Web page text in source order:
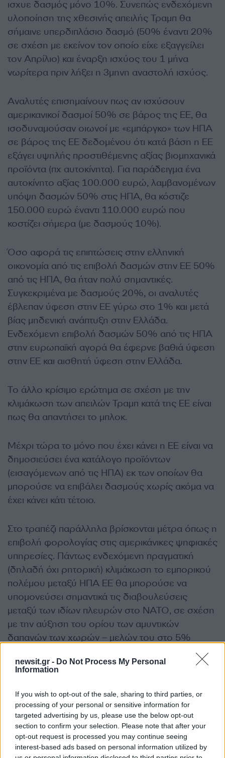
newsit.gr - Do Not Process My Personal
Information
If you wish to opt-out of the sale, sharing to third parties, or
processing of your personal or sensitive information for
targeted advertising by us, please use the below opt-out
section to confirm your selection. Please note that after your
opt-out request is processed you may continue seeing
interest-based ads based on personal information utilized by
ισχυε δασμός μόνο 10%. Συνεπώς ενδεχόμενη
υλοποίηση της χθεσινής απειλής Τραμπ θα
σήμαινε υπερδιπλάσιο δασμό (50% έναντι 20%
σε σχέση με εκείνον τον οποίο είχε εξαγγείλει
τον Απρίλιο) και έναρξη ισχύος του 1 μήνα
νωρίτερα πριν λήξει η 3μηνη αναστολή ισχύος.
Αναλυτές επισημαίνουν πως αν ισχύσουν
αμερικανικοί δασμοί 50% σε βάρος της ΕΕ, θα
ισοδυναμούσαν οιωνοί με «εμπάργκο» των ΗΠΑ
σε βάρος της ΕΕ δεδομένου ότι κατά βάση η ΕΕ
εξάγει υψηλής προστιθέμενης αξίας βιομηχανικά
προϊόντα (πχ αυτοκίνητα). Για παράδειγμα ένα
αυτοκίνητο αξίας 100.000 ευρώ, λαμβανομένων
υπόψη δασμών 50% στις ΗΠΑ, θα κόστιζε
150.000 ευρώ έναντι 110.000 ευρώ που
κοστίζει σήμερα (με δασμούς 10%).
Όσο αφορά τις επιπτώσεις στην ελληνική
οικονομία από τις επιβολή δασμών στην ΕΕ 50%
από τις ΗΠΑ, θα ήταν πολύ σημαντικές.
Συγκεκριμένα με δασμούς 20%, οι αναλυτές
έβλεπαν ύφεση στην ΕΕ γύρω στο 1% και μετά
βίας μηδενική ανάπτυξη στην Ελλάδα.
Ενδεχόμενη επιβολή δασμών 50% από τις ΗΠΑ
στην ευρωπαϊκή αγορά θα έφερνε βαθιά ύφεση
στην ΕΕ και αισθητή ύφεση στην Ελλάδα.
Το άλλο κρίσιμο ερώτημα σε σχέση με την
κλιμάκωση των απειλών Τραμπ κατά της ΕΕ είναι
πως θα απαντήσει το μπλοκ.
Μέχρι τώρα το μόνο που έχει κάνει η ΕΕ είναι να
δημοσιεύσει ένα κατάλογο προϊόντων
(εισαγόμενων από τις ΗΠΑ) εκ των οποίων θα
μπορούσε να επιβάλει δασμούς χωρίς ακόμα να
έχει κάνει κάτι τέτοιο.
Στο τραπέζι παράλληλα βρίσκονται μέτρα όπως η
επιβολή φορολογίας στις αμερικάνικες ψηφιακές
υπηρεσίες. Πάντως ενδεχόμενη πραγματική
(δηλαδή όχι ρητορική) κλιμάκωση το εμπορικού
πολέμου μεταξύ ΗΠΑ ΕΕ θα μπορούσε να
υπομονεύσει σημαντικά τις διαβουλεύσεις
μεταξύ των ιδίων πλευρών στο ΝΑΤΟ, σε σχέση
με την αύξηση του ορίου των αμυντικών
δαπανών των χωρών – μελών του στο 5%
έχαναν φορολογικά έσοδα από τη μειωμένη
παραγωγή τους λόγω δασμών θα έπρεπε να
αυξήσουν τις δαπάνες τους για την άμυνα και
υποδομές, εκτινάσσοντας έτσι τα ελλείμματα και
τα χρέη τους.